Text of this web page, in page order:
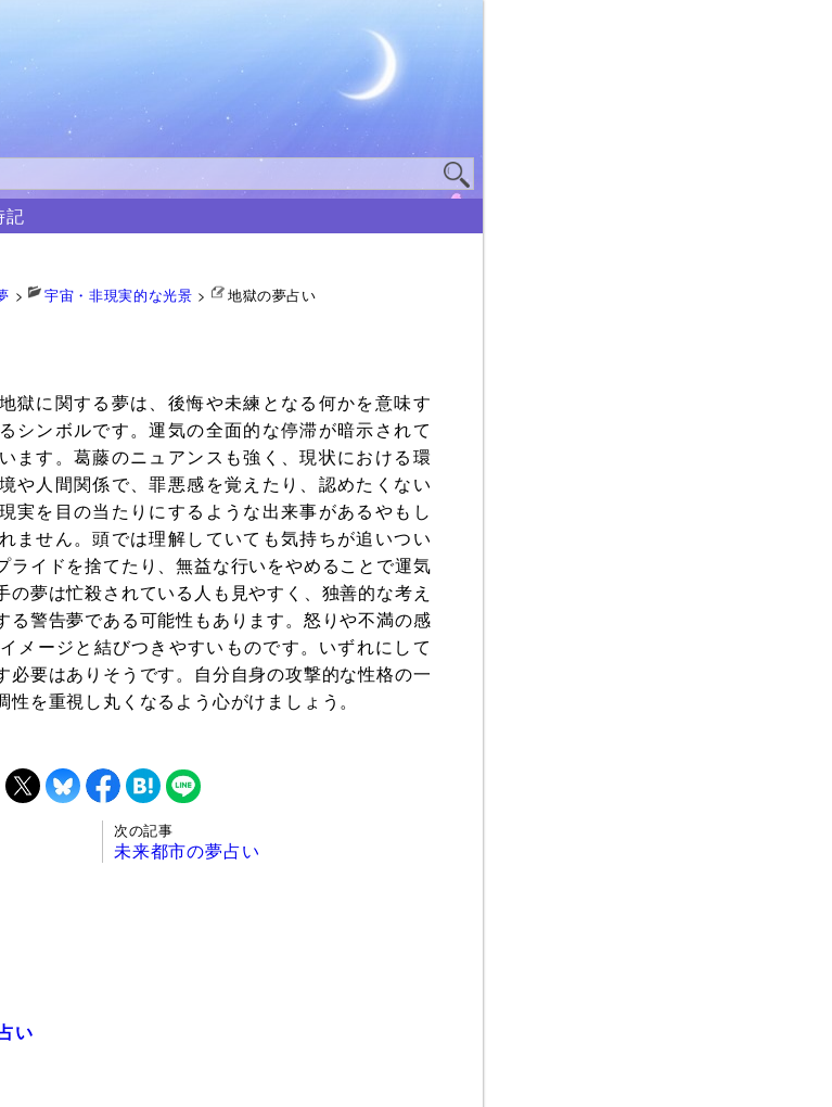
記
> 宇宙・非現実的な光景 > 地獄の夢占い
地獄に関する夢は、後悔や未練となる何かを意味す
るシンボルです。運気の全面的な停滞が暗示されて
います。葛藤のニュアンスも強く、現状における環
境や人間関係で、罪悪感を覚えたり、認めたくない
現実を目の当たりにするような出来事があるやもし
れません。頭では理解していても気持ちが追いつい
ライドを捨てたり、無益な行いをやめることで運気
の夢は忙殺されている人も見やすく、独善的な考え
る警告夢である可能性もあります。怒りや不満の感
メージと結びつきやすいものです。いずれにして
必要はありそうです。自分自身の攻撃的な性格の一
を重視し丸くなるよう心がけましょう。
次の記事
未来都市の夢占い
い